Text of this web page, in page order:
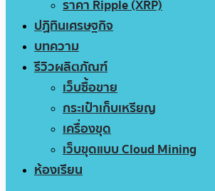
ราคา Ripple (XRP)
ปฏิทินเศรษฐกิจ
บทความ
รีวิวผลิตภัณฑ์
เว็บซื้อขาย
กระเป๋าเก็บเหรียญ
เครื่องขุด
เว็บขุดแบบ Cloud Mining
ห้องเรียน